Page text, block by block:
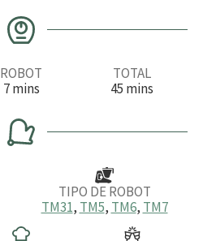
ROBOT
7m
n
u
t
mins
TOTAL
45 m
u
mins
TIPO DE ROBOT
TM31, TM5, TM6, TM7